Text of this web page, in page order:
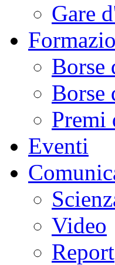
Gare
Borse
Borse
Eventi
Video
Report